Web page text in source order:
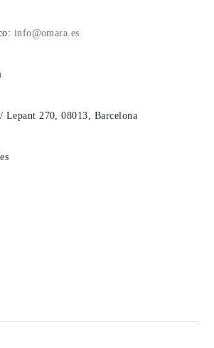
info@omara.es
Lepant 270, 08013, Barcelona